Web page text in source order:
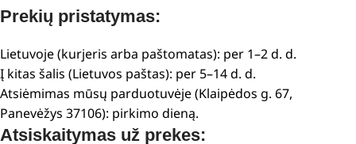
Prekių pristatymas:
Lietuvoje (kurjeris arba paštomatas): per 1–2 d. d.
Į kitas šalis (Lietuvos paštas): per 5–14 d. d.
Atsiėmimas mūsų parduotuvėje (Klaipėdos g. 67,
Panevėžys 37106): pirkimo dieną.
Atsiskaitymas už prekes: